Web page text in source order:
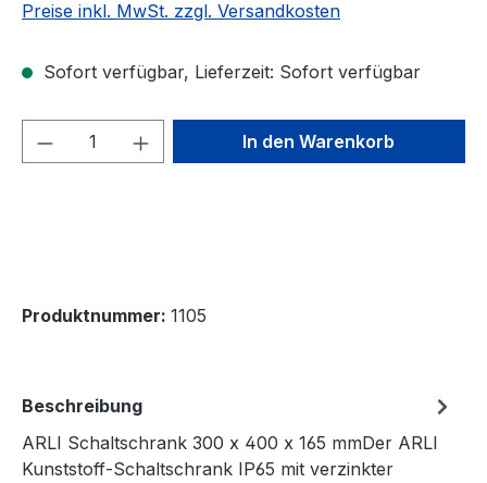
Preise inkl. MwSt. zzgl. Versandkosten
Sofort verfügbar, Lieferzeit: Sofort verfügbar
Produkt Anzahl: Gib denIn den Warenkorb
Produktnummer: 1105
Beschreibung
ARLI Schaltschrank 300 x 400 x 165 mmDer ARLI
Kunststoff-Schaltschrank IP65 mit verzinkter